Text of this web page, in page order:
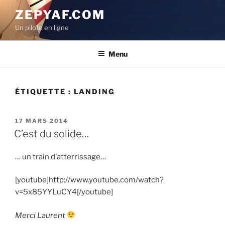
contenu
principal
ZEPYAF.COM
Un pilote en ligne
Menu
ÉTIQUETTE : LANDING
PUBLIÉ
LE
17 MARS 2014
C’est du solide…
… un train d’atterrissage…
[youtube]http://www.youtube.com/watch?
v=5x85YYLuCY4[/youtube]
Merci Laurent